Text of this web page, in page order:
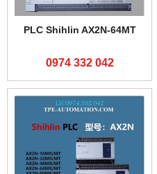
PLC Shihlin AX2N-64MT
0974 332 042